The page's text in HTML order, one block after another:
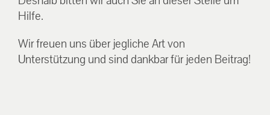
Hilfe.
Wir freuen uns über jegliche Art von
Unterstützung und sind dankbar für jeden Beitrag!